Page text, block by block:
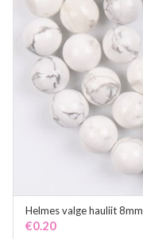
Helmes valge hauliit 8mm
€0.20